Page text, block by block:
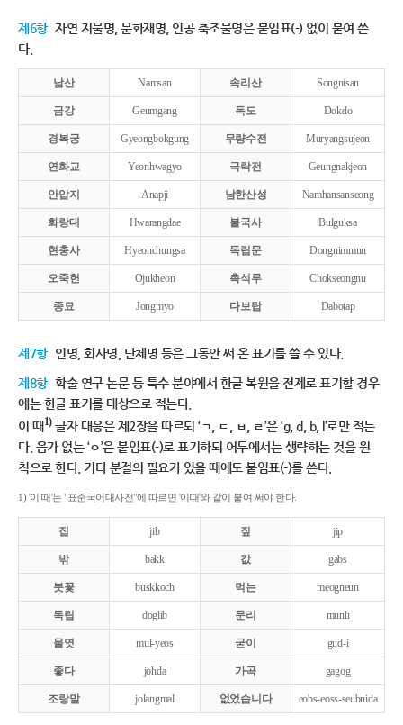
제6항 자연 지물명, 문화재명, 인공 축조물명은 붙임표(-) 없이 붙여 쓴
다.
남산 Namsan 속리산 Songnisan
금강 Geumgang 독도 Dokdo
경복궁 Gyeongbokgung 무량수전 Muryangsujeon
연화교 Yeonhwagyo 극락전 Geungnakjeon
안압지 Anapji 남한산성 Namhansanseong
화랑대 Hwarangdae 불국사 Bulguksa
현충사 Hyeonchungsa 독립문 Dongnimmun
오죽헌 Ojukheon 촉석루 Chokseongnu
종묘 Jongmyo 다보탑 Dabotap
제7항 인명, 회사명, 단체명 등은 그동안 써 온 표기를 쓸 수 있다.
제8항 학술 연구 논문 등 특수 분야에서 한글 복원을 전제로 표기할 경우
에는 한글 표기를 대상으로 적는다.
이 때1)글자 대응은 제2장을 따르되 ‘ㄱ, ㄷ, ㅂ, ㄹ’은 ‘g, d, b, l’로만 적는
다. 음가 없는 ‘ㅇ’은 붙임표(-)로 표기하되 어두에서는 생략하는 것을 원
칙으로 한다. 기타 분절의 필요가 있을 때에도 붙임표(-)를 쓴다.
1) '이 때'는 "표준국어대사전"에 따르면 '이때'와 같이 붙여 써야 한다.
집 jib 짚 jip
밖 bakk 값 gabs
붓꽃 buskkoch 먹는 meogneun
독립 doglib 문리 munli
물엿 mul-yeos 굳이 gud-i
좋다 johda 가곡 gagog
조랑말 jolangmal 없었습니다 eobs-eoss-seubnida